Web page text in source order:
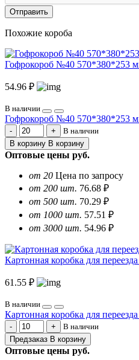
Отправить
Похожие короба
Гофрокороб №40 570*380*253
54.96 ₽
В наличии
Гофрокороб №40 570*380*253
В наличии
В корзину В корзину
Оптовые цены руб.
от 20 Цена по запросу
от 200 шт. 76.68 ₽
от 500 шт. 70.29 ₽
от 1000 шт. 57.51 ₽
от 3000 шт. 54.96 ₽
Картонная коробка для
61.55 ₽
В наличии
Картонная коробка для
В наличии
Предзаказ В корзину
Оптовые цены руб.